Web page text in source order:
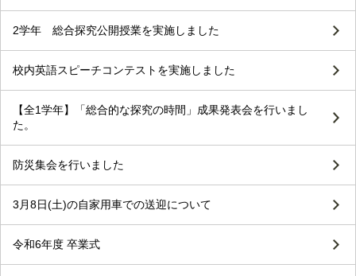
2学年 総合探究公開授業を実施しました
校内英語スピーチコンテストを実施しました
【全1学年】「総合的な探究の時間」成果発表会を行いまし
た。
防災集会を行いました
3月8日(土)の自家用車での送迎について
令和6年度 卒業式